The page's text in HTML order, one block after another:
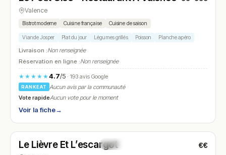
Valence
Bistrot moderne Cuisine française Cuisine de saison
Viande Josper Plat du jour Légumes grillés Poisson Planche apéro
Livraison :Non renseignée
Réservation en ligne :Non renseignée
★★★★★4.7/5· 193 avis Google
RANKEAT
Aucun avis par la communauté
Vote rapideAucun vote pour le moment
Voir la fiche→
N° 17
Le Lièvre Et L’escargot €€